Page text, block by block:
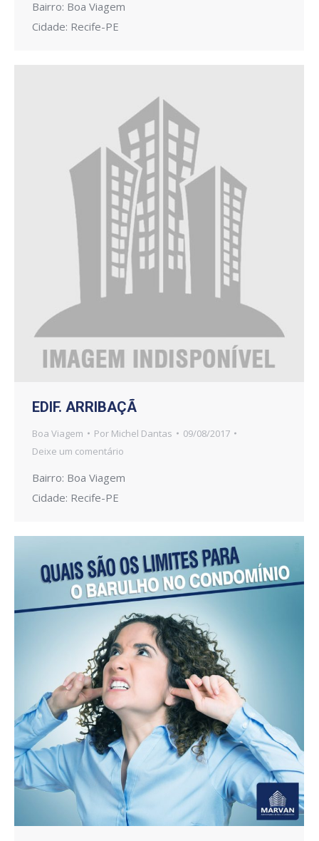
Bairro: Boa Viagem
Cidade: Recife-PE
EDIF. ARRIBAÇÃ
Boa Viagem Por Michel Dantas
09/08/2017
Deixe um comentário
Bairro: Boa Viagem
Cidade: Recife-PE